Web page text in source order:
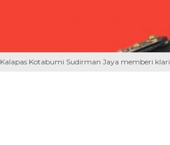
Kalapas Kotabumi Sudirman Jaya memberi